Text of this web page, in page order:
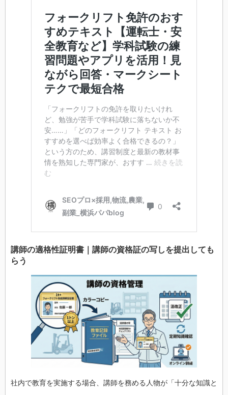
講師の適格性証明書｜講師の資格証の写しを提出しても
らう
社内で教育を実施する場合、講師を務める人物が「十分な知識と